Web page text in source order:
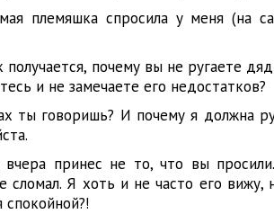
племяшка спросила у меня (на
получается, почему вы не ругаете
и не замечаете его недостатков?
ты говоришь? И почему я должна
принес не то, что вы
сломал. Я хоть и не часто его вижу,
спокойной?!